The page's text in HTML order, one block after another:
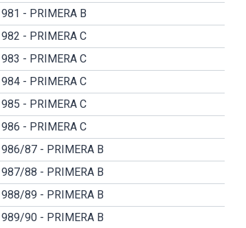
- PRIMERA B
- PRIMERA C
- PRIMERA C
- PRIMERA C
- PRIMERA C
- PRIMERA C
87 - PRIMERA B
88 - PRIMERA B
89 - PRIMERA B
90 - PRIMERA B